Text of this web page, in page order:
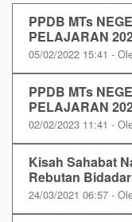
PPDB MTs
PELAJARAN
05/02/2022 15:41 -
PPDB MTs
PELAJARAN
02/02/2023 11:41 -
Kisah Sahabat
Rebutan
24/03/2021 06:57 -